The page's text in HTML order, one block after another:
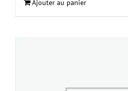
Ajouter au panier